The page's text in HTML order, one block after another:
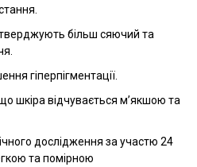
більш сяючий та
гіперпігментації.
шкіра відчувається м’якшою та
дослідження за участю 24
та помірною